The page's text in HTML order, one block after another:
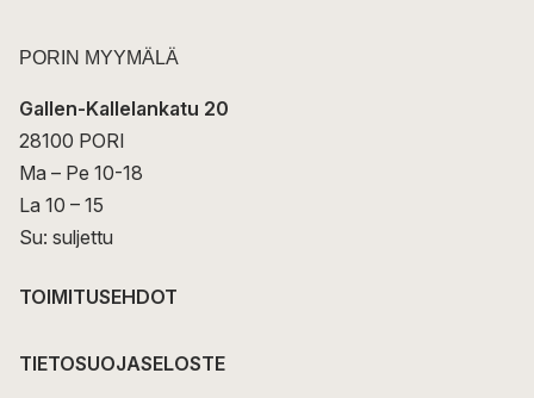
PORIN MYYMÄLÄ
Gallen-Kallelankatu 20
28100 PORI
Ma – Pe 10-18
La 10 – 15
Su: suljettu
TOIMITUSEHDOT
TIETOSUOJASELOSTE